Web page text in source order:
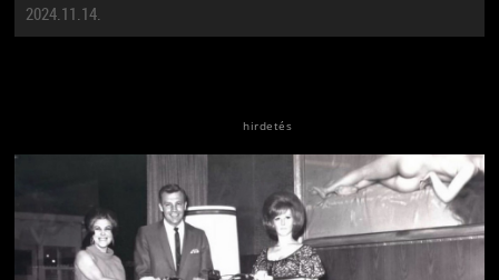
2024.11.14.
Jön még kép!